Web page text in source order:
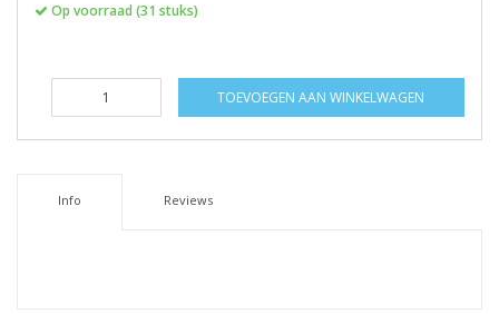
Op voorraad (31 stuks)
TOEVOEGEN AAN WINKELWAGEN
Info Reviews